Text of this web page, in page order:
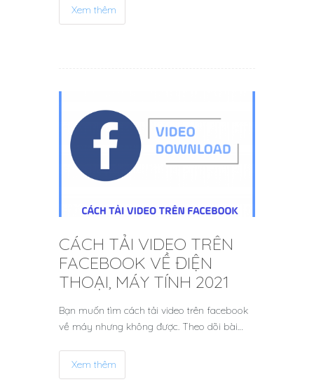
Xem thêm
CÁCH TẢI VIDEO TRÊN
FACEBOOK VỀ ĐIỆN
THOẠI, MÁY TÍNH 2021
Bạn muốn tìm cách tải video trên facebook
về máy nhưng không được. Theo dõi bài…
Xem thêm